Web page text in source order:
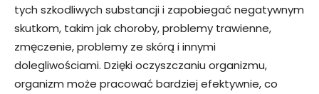
tych szkodliwych substancji i zapobiegać negatywnym
skutkom, takim jak choroby, problemy trawienne,
zmęczenie, problemy ze skórą i innymi
dolegliwościami. Dzięki oczyszczaniu organizmu,
organizm może pracować bardziej efektywnie, co